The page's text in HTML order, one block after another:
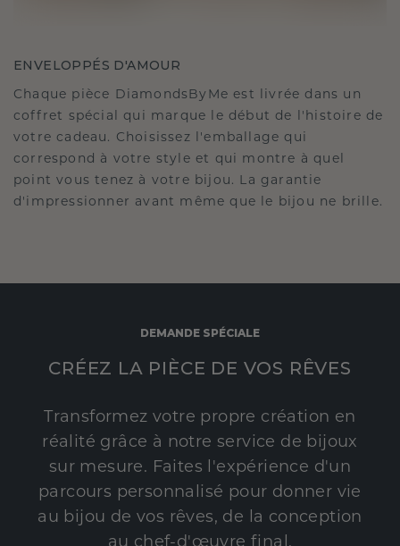
ENVELOPPÉS D'AMOUR
Chaque pièce DiamondsByMe est livrée dans un
coffret spécial qui marque le début de l'histoire de
votre cadeau. Choisissez l'emballage qui
correspond à votre style et qui montre à quel
point vous tenez à votre bijou. La garantie
d'impressionner avant même que le bijou ne brille.
DEMANDE SPÉCIALE
CRÉEZ LA PIÈCE DE VOS RÊVES
Transformez votre propre création en
réalité grâce à notre service de bijoux
sur mesure. Faites l'expérience d'un
parcours personnalisé pour donner vie
au bijou de vos rêves, de la conception
au chef-d'œuvre final.